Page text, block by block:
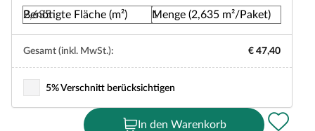
Benötigte Fläche (m²) Menge (2,635 m²/Paket)
Gesamt (inkl. MwSt.): € 47,40
5% Verschnitt berücksichtigen
In den Warenkorb